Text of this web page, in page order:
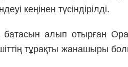
кеңінен түсіндірілді.
батасын алып отырған
тұрақты жанашыры